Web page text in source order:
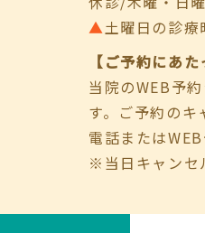
▲土曜日の診
【ご予約にあ
当院のWEB予
す。ご予約の
電話または
※当日キャンセ